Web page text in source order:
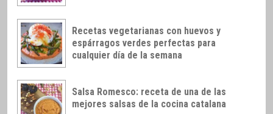
Recetas vegetarianas con huevos y
espárragos verdes perfectas para
cualquier día de la semana
Salsa Romesco: receta de una de las
mejores salsas de la cocina catalana